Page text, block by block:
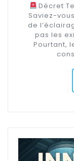
Décret
Saviez-
de
pas les
Pourtant,